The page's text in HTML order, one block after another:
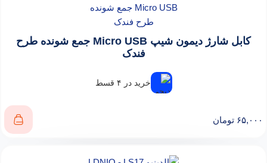
کابل شارژ دیمون شیپ Micro USB جمع شونده طرح
فندک
خرید در ۴ قسط
۶۵,۰۰۰ تومان